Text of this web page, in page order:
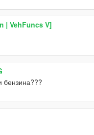
| VehFuncs V]
бензина???